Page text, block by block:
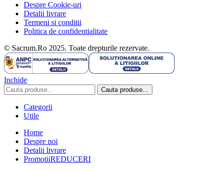
Despre Cookie-uri
Detalii livrare
Termeni si conditii
Politica de confidentialitate
© Sacrum.Ro 2025. Toate drepturile rezervate.
Inchide
Cauta produse...
Categorii
Utile
Home
Despre noi
Detalii livrare
PromotiiREDUCERI